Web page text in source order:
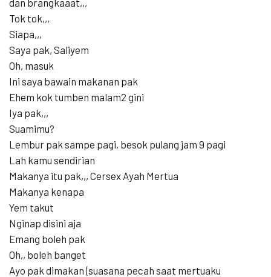
Tok tok,,,
Siapa,,,
Saya pak, Saliyem
Oh, masuk
Ini saya bawain makanan pak
Ehem kok tumben malam2 gini
Iya pak,,,
Suamimu?
Lembur pak sampe pagi, besok pulang jam 9 pagi
Lah kamu sendirian
Makanya itu pak,,, Cersex Ayah Mertua
Makanya kenapa
Yem takut
Nginap disini aja
Emang boleh pak
Oh,, boleh banget
Ayo pak dimakan (suasana pecah saat mertuaku